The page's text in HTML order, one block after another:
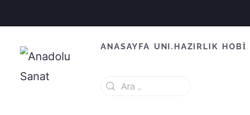
ANASAYFA UNI.HAZIRLIK HOBİ